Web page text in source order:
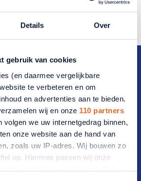
Details Over
gebruik van cookies
(en daarmee vergelijkbare
te verbeteren en om
en advertenties aan te bieden.
wij en onze 110 partners
volgen we uw internetgedrag binnen,
onze website aan de hand van
zoals uw IP-adres. Wij bouwen zo
op. Hiermee passen wij onze
aan op uw voorkeuren. Ook